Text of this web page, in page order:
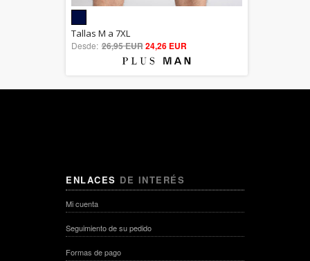
out of 5
Tallas M a 7XL
Desde: 26,95 EUR24,26 EUR
ENLACES DE INTERÉS
Mi cuenta
Seguimiento de su pedido
Formas de pago